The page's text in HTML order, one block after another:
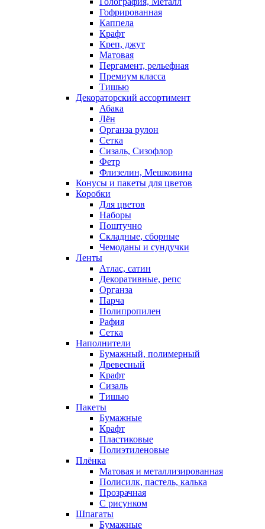
Гофрированная
Каппела
Крафт
Креп, джут
Матовая
Пергамент, рельефная
Премиум класса
Тишью
Декораторский ассортимент
Абака
Лён
Органза рулон
Сетка
Сизаль, Сизофлор
Фетр
Флизелин, Мешковина
Конусы и пакеты для цветов
Коробки
Для цветов
Наборы
Поштучно
Складные, сборные
Чемоданы и сундучки
Ленты
Атлас, сатин
Декоративные, репс
Органза
Парча
Полипропилен
Рафия
Сетка
Наполнители
Бумажный, полимерный
Древесный
Крафт
Сизаль
Тишью
Пакеты
Бумажные
Крафт
Пластиковые
Полиэтиленовые
Плёнка
Матовая и металлизированная
Полисилк, пастель, калька
Прозрачная
С рисунком
Шпагаты
Бумажные